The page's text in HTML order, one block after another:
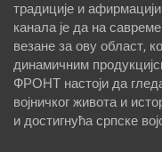
традиције и
канала је да на
везане за ову област,
динамичним
ФРОНТ настоји да
војничког живота и
и достигнућа српске